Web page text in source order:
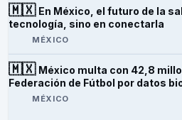
🇲🇽 En México, el futuro de la
tecnología, sino en conectarla
MÉXICO
🇲🇽 México multa con 42,8
Federación de Fútbol por datos
MÉXICO